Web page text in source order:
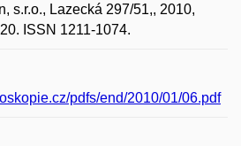
s.r.o., Lazecká 297/51,, 2010,
ISSN 1211-1074.
pdfs/end/2010/01/06.pdf